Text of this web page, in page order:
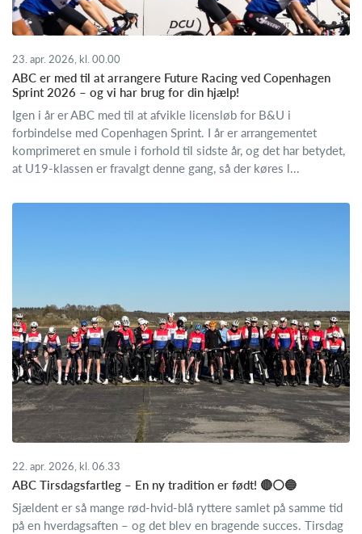
23. apr. 2026, kl. 00.00
ABC er med til at arrangere Future Racing ved Copenhagen
Sprint 2026 – og vi har brug for din hjælp!
Igen i år er ABC med til at afvikle licensløb for B&U i
forbindelse med Copenhagen Sprint. I år er arrangementet
komprimeret en smule i forhold til sidste år, og det har betydet,
at U19-klassen er fravalgt denne gang, så der køres l...
22. apr. 2026, kl. 06.33
ABC Tirsdagsfartleg – En ny tradition er født! 🔴⚪🔵
Sjældent er så mange rød-hvid-blå ryttere samlet på samme tid
på en hverdagsaften – og det blev en bragende succes. Tirsdag